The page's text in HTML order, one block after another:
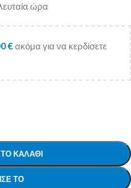
ώρα
€ ακόμα για να κερδίσετε
ΚΑΛΆΘΙ
ΤΟ